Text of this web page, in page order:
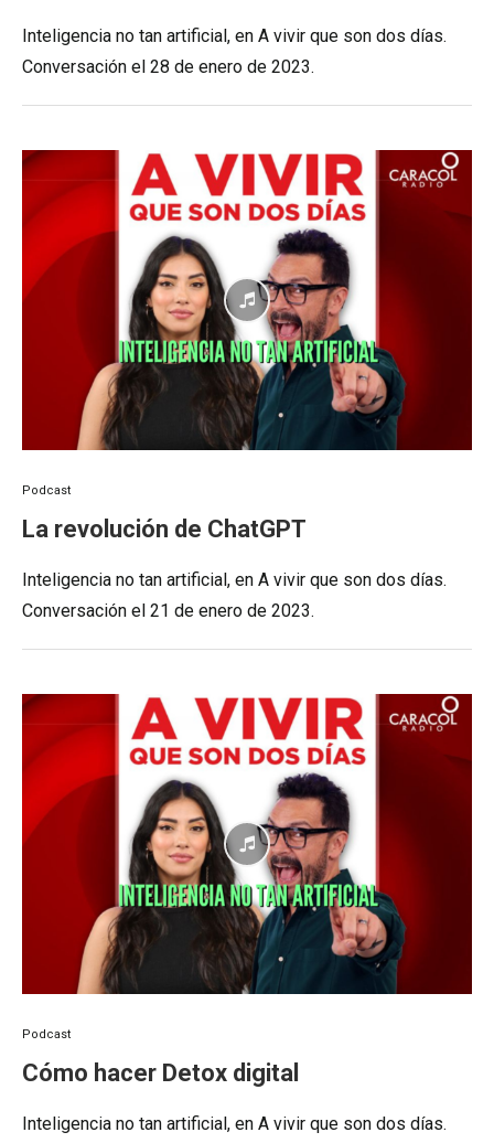
Inteligencia no tan artificial, en A vivir que son dos días.
Conversación el 28 de enero de 2023.
Podcast
La revolución de ChatGPT
Inteligencia no tan artificial, en A vivir que son dos días.
Conversación el 21 de enero de 2023.
Podcast
Cómo hacer Detox digital
Inteligencia no tan artificial, en A vivir que son dos días.